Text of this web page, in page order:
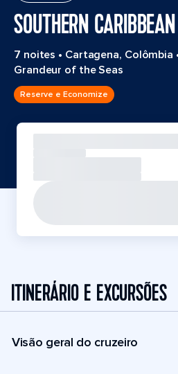
SOUTHERN
7 noites • Cartagena, Colômbia
Grandeur of the Seas
Reserve e Economize
ITINERÁRIO E EXCURSÕES
Visão geral do cruzeiro